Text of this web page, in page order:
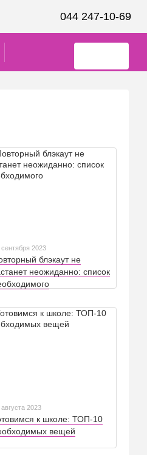
044 247-10-69
сентября 2023
блэкаут не
неожиданно: список
августа 2023
к школе: ТОП-10
вещей